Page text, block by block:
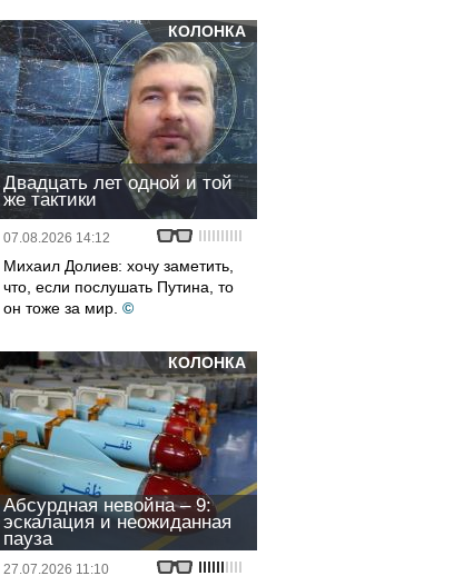
КОЛОНКА
Двадцать лет одной и той
же тактики
07.08.2026 14:12
Михаил Долиев: хочу заметить,
что, если послушать Путина, то
он тоже за мир. ©
КОЛОНКА
Абсурдная невойна – 9:
эскалация и неожиданная
пауза
27.07.2026 11:10